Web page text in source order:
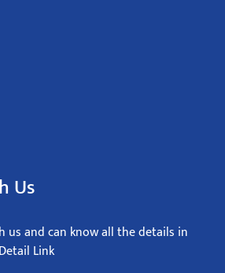
Us
us and can know all the details in
Link